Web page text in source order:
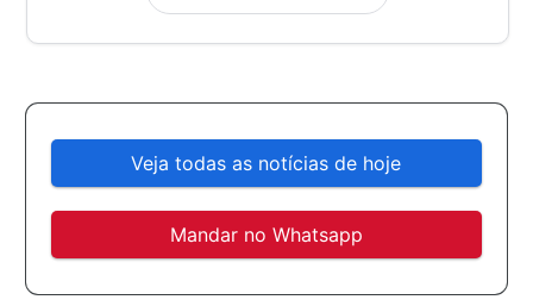
Veja todas as notícias de hoje
Mandar no Whatsapp